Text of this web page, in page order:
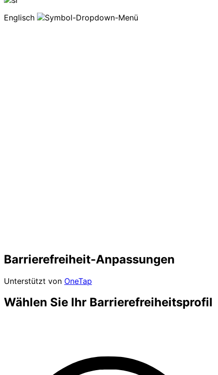
Englisch
Barrierefreiheit-Anpassungen
Unterstützt von OneTap
Wählen Sie Ihr Barrierefreiheitsprofil